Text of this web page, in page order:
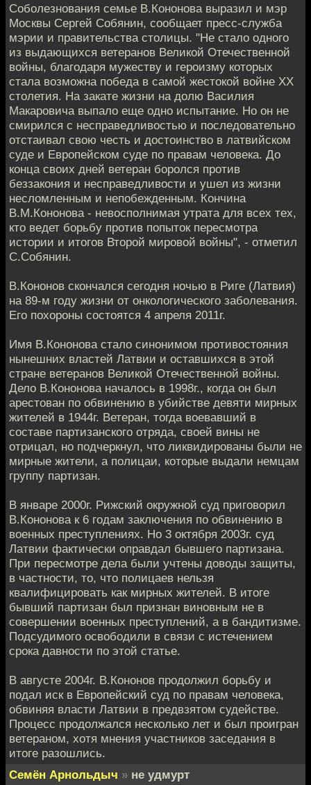
Соболезнования семье В.Кононова выразил и мэр
Москвы Сергей Собянин, сообщает пресс-служба
мэрии и правительства столицы. "Не стало одного
из выдающихся ветеранов Великой Отечественной
войны, благодаря мужеству и героизму которых
стала возможна победа в самой жестокой войне XX
столетия. На закате жизни на долю Василия
Макаровича выпало еще одно испытание. Но он не
смирился с несправедливостью и последовательно
отстаивал свою честь и достоинство в латвийском
суде и Европейском суде по правам человека. До
конца своих дней ветеран боролся против
беззакония и несправедливости и ушел из жизни
несломленным и непобежденным. Кончина
В.М.Кононова - невосполнимая утрата для всех тех,
кто ведет борьбу против попыток пересмотра
истории и итогов Второй мировой войны", - отметил
С.Собянин.
В.Кононов скончался сегодня ночью в Риге (Латвия)
на 89-м году жизни от онкологического заболевания.
Его похороны состоятся 4 апреля 2011г.
Имя В.Кононова стало синонимом противостояния
нынешних властей Латвии и оставшихся в этой
стране ветеранов Великой Отечественной войны.
Дело В.Кононова началось в 1998г., когда он был
арестован по обвинению в убийстве девяти мирных
жителей в 1944г. Ветеран, тогда воевавший в
составе партизанского отряда, своей вины не
отрицал, но подчеркнул, что ликвидированы были не
мирные жители, а полицаи, которые выдали немцам
группу партизан.
В январе 2000г. Рижский окружной суд приговорил
В.Кононова к 6 годам заключения по обвинению в
военных преступлениях. Но 3 октября 2003г. суд
Латвии фактически оправдал бывшего партизана.
При пересмотре дела были учтены доводы защиты,
в частности, то, что полицаев нельзя
квалифицировать как мирных жителей. В итоге
бывший партизан был признан виновным не в
совершении военных преступлений, а в бандитизме.
Подсудимого освободили в связи с истечением
срока давности по этой статье.
В августе 2004г. В.Кононов продолжил борьбу и
подал иск в Европейский суд по правам человека,
обвиняя власти Латвии в предвзятом судействе.
Процесс продолжался несколько лет и был проигран
ветераном, хотя мнения участников заседания в
итоге разошлись.
Семён Арнольдыч » не удмурт